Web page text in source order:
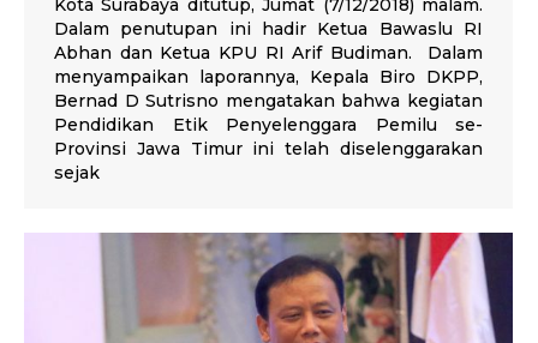
Kota Surabaya ditutup, Jumat (7/12/2018) malam.
Dalam penutupan ini hadir Ketua Bawaslu RI
Abhan dan Ketua KPU RI Arif Budiman. Dalam
menyampaikan laporannya, Kepala Biro DKPP,
Bernad D Sutrisno mengatakan bahwa kegiatan
Pendidikan Etik Penyelenggara Pemilu se-
Provinsi Jawa Timur ini telah diselenggarakan
sejak